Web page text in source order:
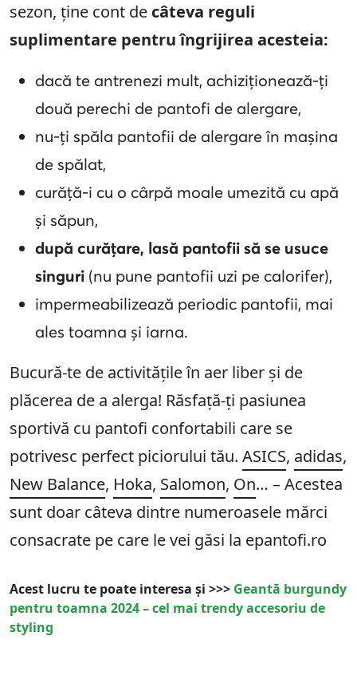
sezon, ține cont de câteva reguli
suplimentare pentru îngrijirea acesteia:
dacă te antrenezi mult, achiziționează-ți
două perechi de pantofi de alergare,
nu-ți spăla pantofii de alergare în mașina
de spălat,
curăță-i cu o cârpă moale umezită cu apă
și săpun,
după curățare, lasă pantofii să se usuce
singuri (nu pune pantofii uzi pe calorifer),
impermeabilizează periodic pantofii, mai
ales toamna și iarna.
Bucură-te de activitățile în aer liber și de
plăcerea de a alerga! Răsfață-ți pasiunea
sportivă cu pantofi confortabili care se
potrivesc perfect piciorului tău. ASICS, adidas,
New Balance, Hoka, Salomon, On… – Acestea
sunt doar câteva dintre numeroasele mărci
consacrate pe care le vei găsi la epantofi.ro
Acest lucru te poate interesa și >>> Geantă burgundy
pentru toamna 2024 – cel mai trendy accesoriu de
styling